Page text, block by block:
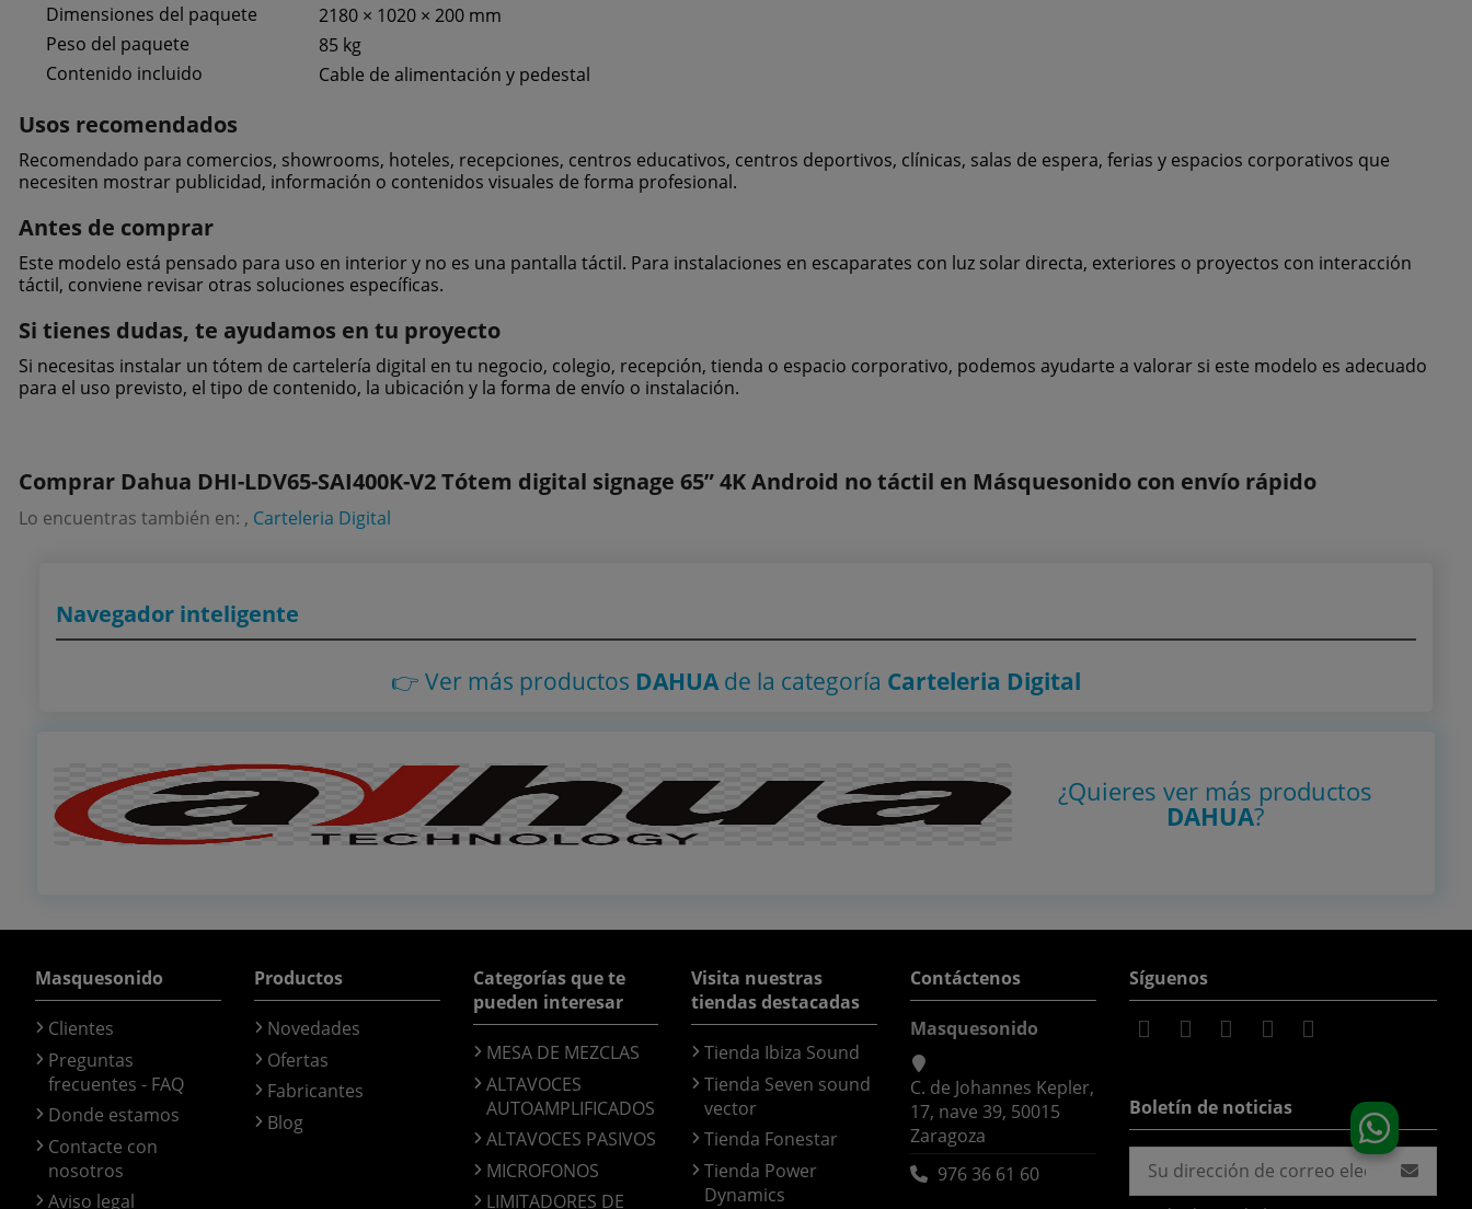
Dimensiones del paquete
2180 × 1020 × 200 mm
Peso del paquete
85 kg
Contenido incluido
Cable de alimentación y pedestal
Usos recomendados
Recomendado para comercios, showrooms, hoteles, recepciones, centros educativos, centros deportivos, clínicas, salas de espera, ferias y espacios corporativos que
necesiten mostrar publicidad, información o contenidos visuales de forma profesional.
Antes de comprar
Este modelo está pensado para uso en interior y no es una pantalla táctil. Para instalaciones en escaparates con luz solar directa, exteriores o proyectos con interacción
táctil, conviene revisar otras soluciones específicas.
Si tienes dudas, te ayudamos en tu proyecto
Si necesitas instalar un tótem de cartelería digital en tu negocio, colegio, recepción, tienda o espacio corporativo, podemos ayudarte a valorar si este modelo es adecuado
para el uso previsto, el tipo de contenido, la ubicación y la forma de envío o instalación.
Comprar Dahua DHI-LDV65-SAI400K-V2 Tótem digital signage 65” 4K Android no táctil en Másquesonido con envío rápido
Lo encuentras también en: , Carteleria Digital
Navegador inteligente
👉 Ver más productos DAHUAde la categoría Carteleria Digital
¿Quieres ver más productos
DAHUA?
Masquesonido
Clientes
Preguntas
frecuentes - FAQ
Donde estamos
Contacte con
nosotros
Aviso legal
Productos
Novedades
Ofertas
Fabricantes
Blog
Categorías que te
pueden interesar
MESA DE MEZCLAS
ALTAVOCES
AUTOAMPLIFICADOS
ALTAVOCES PASIVOS
MICROFONOS
LIMITADORES DE
Visita nuestras
tiendas destacadas
Tienda Ibiza Sound
Tienda Seven sound
vector
Tienda Fonestar
Tienda Power
Dynamics
Contáctenos
Masquesonido
C. de Johannes Kepler,
17, nave 39, 50015
Zaragoza
976 36 61 60
Síguenos
Boletín de noticias